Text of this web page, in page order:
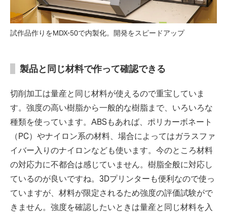
試作品作りをMDX-50で内製化。開発をスピードアップ
製品と同じ材料で作って確認できる
切削加工は量産と同じ材料が使えるので重宝していま
す。強度の高い樹脂から一般的な樹脂まで、いろいろな
種類を使っています。ABSもあれば、ポリカーボネート
（PC）やナイロン系の材料、場合によってはガラスファ
イバー入りのナイロンなども使います。今のところ材料
の対応力に不都合は感じていません。樹脂全般に対応し
ているのが良いですね。3Dプリンターも便利なので使っ
ていますが、材料が限定されるため強度の評価試験がで
きません。強度を確認したいときは量産と同じ材料を入